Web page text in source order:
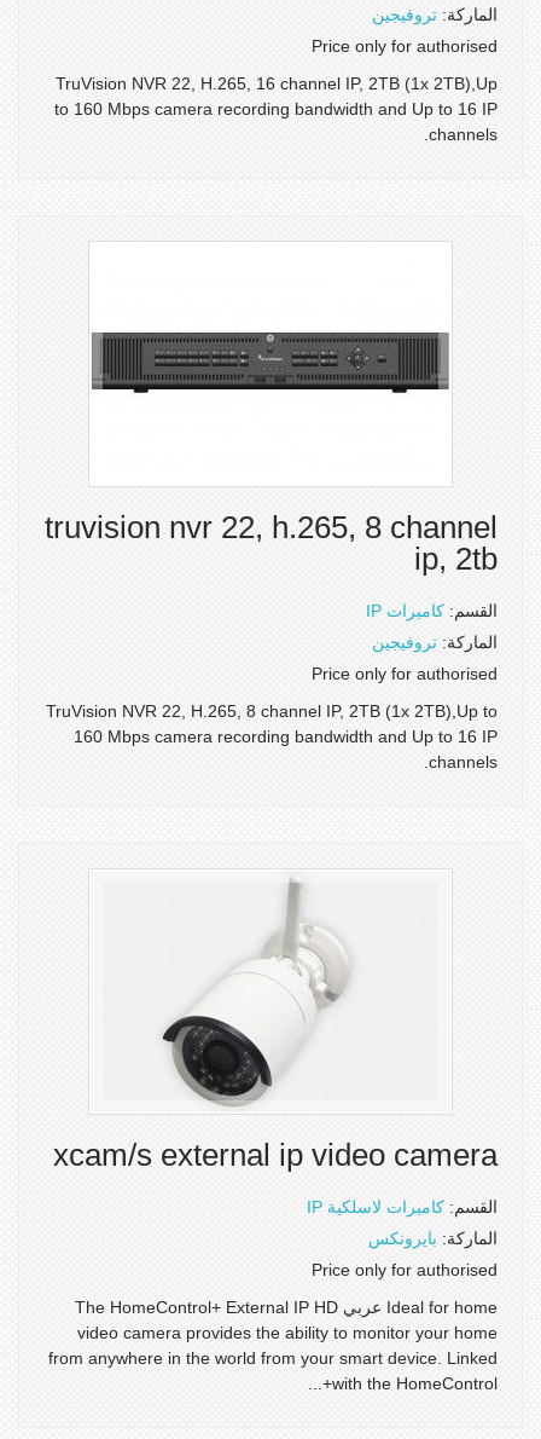
الماركة: تروفيجين
Price only for authorised
TruVision NVR 22, H.265, 16 channel IP, 2TB (1x 2TB),Up
to 160 Mbps camera recording bandwidth and Up to 16 IP
channels.
truvision nvr 22, h.265, 8 channel
ip, 2tb
القسم: كاميرات IP
الماركة: تروفيجين
Price only for authorised
TruVision NVR 22, H.265, 8 channel IP, 2TB (1x 2TB),Up to
160 Mbps camera recording bandwidth and Up to 16 IP
channels.
xcam/s external ip video camera
القسم: كاميرات لاسلكية IP
الماركة: بايرونكس
Price only for authorised
Ideal for home عربي The HomeControl+ External IP HD
video camera provides the ability to monitor your home
from anywhere in the world from your smart device. Linked
with the HomeControl+...